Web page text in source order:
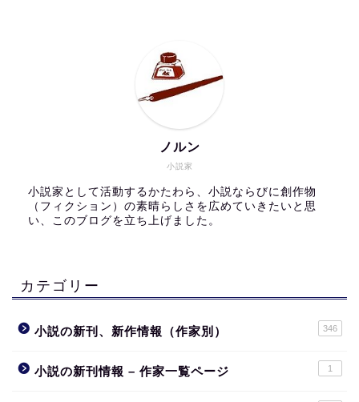
小説家
ノルン
小説家として活動するかたわら、小説ならびに創作物
（フィクション）の素晴らしさを広めていきたいと思
い、このブログを立ち上げました。
カテゴリー
小説の新刊、新作情報（作家別） 346
小説の新刊情報 – 作家一覧ページ 1